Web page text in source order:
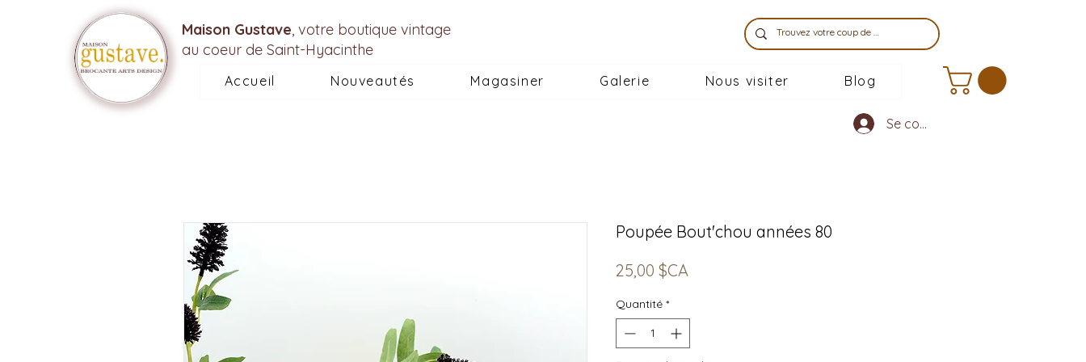
Maison Gustave, votre boutique vintage
au coeur de Saint-Hyacinthe
Accueil Nouveautés Magasiner Galerie Nous visiter Blog
Poupée Bout'chou années 80
25,00 $CA
Quantité *
Se connecter